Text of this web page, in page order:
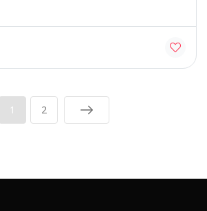
1 2